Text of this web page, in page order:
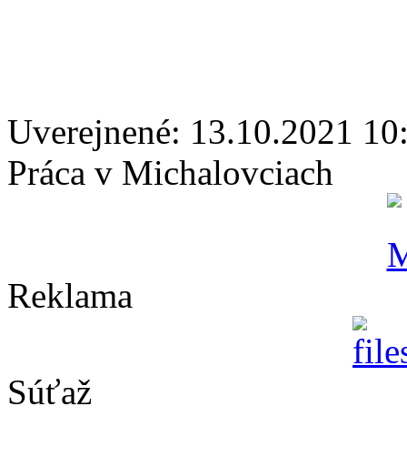
Uverejnené: 13.10.2021
Práca v Michalovciach
Reklama
Súťaž